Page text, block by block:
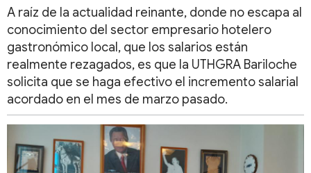
A raíz de la actualidad reinante, donde no escapa al
conocimiento del sector empresario hotelero
gastronómico local, que los salarios están
realmente rezagados, es que la UTHGRA Bariloche
solicita que se haga efectivo el incremento salarial
acordado en el mes de marzo pasado.